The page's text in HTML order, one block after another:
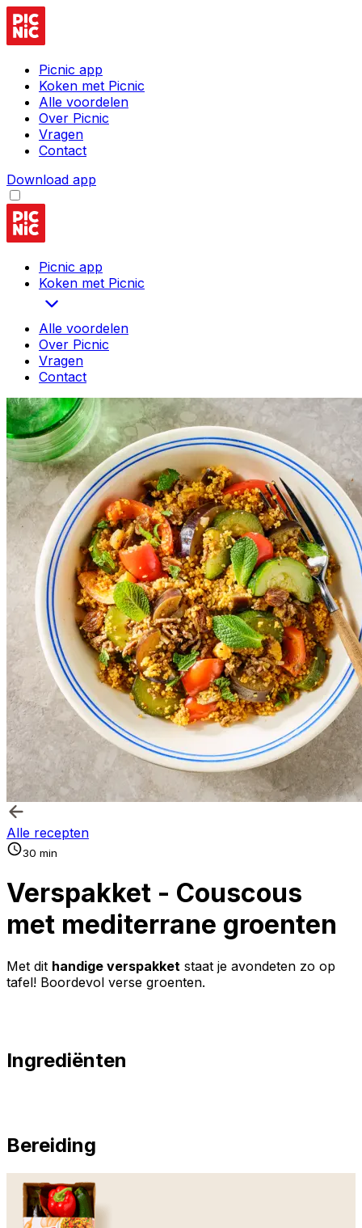
Picnic app
Koken met Picnic
Alle voordelen
Over Picnic
Vragen
Contact
Download app
Picnic app
Koken met Picnic
Alle voordelen
Over Picnic
Vragen
Contact
Alle recepten
30 min
Verspakket - Couscous
met mediterrane groenten
Met dit handige verspakket staat je avondeten zo op
tafel! Boordevol verse groenten.
Ingrediënten
Bereiding